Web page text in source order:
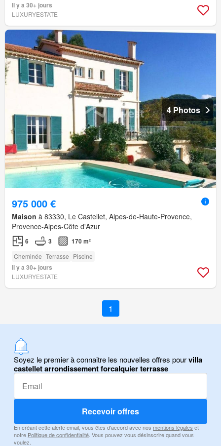
Il y a 30+ jours
LUXURYESTATE
4 Photos
975 000 €
Maison à 83330, Le Castellet, Alpes-de-Haute-Provence,
Provence-Alpes-Côte d'Azur
6 3 170 m²
Cheminée Terrasse Piscine
Il y a 30+ jours
LUXURYESTATE
1
Soyez le premier à connaitre les nouvelles offres pourvilla
castellet arrondissement forcalquier terrasse
Recevoir offres
En créant cette alerte email, vous êtes d'accord avec nos mentions légales et
notre Politique de confidentialité. Vous pouvez vous désinscrire quand vous
voulez.